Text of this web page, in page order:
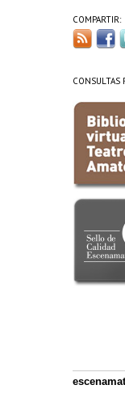
COMPARTIR:
CONSULTAS